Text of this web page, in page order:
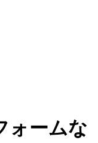
ォームな